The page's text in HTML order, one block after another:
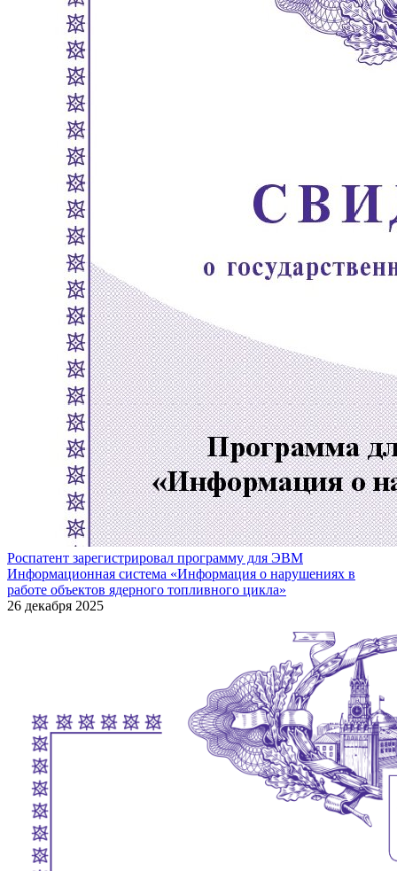
Роспатент зарегистрировал программу для ЭВМ
Информационная система «Информация о нарушениях в
работе объектов ядерного топливного цикла»
26 декабря 2025